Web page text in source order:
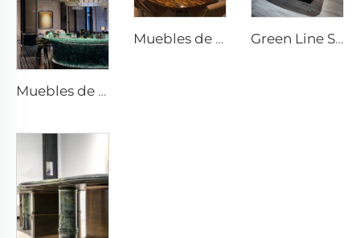
Muebles de fluorita verde y adornos en piedra
Muebles de ojo de tigre y obras de arte en piedra Green Line Semipreciosa